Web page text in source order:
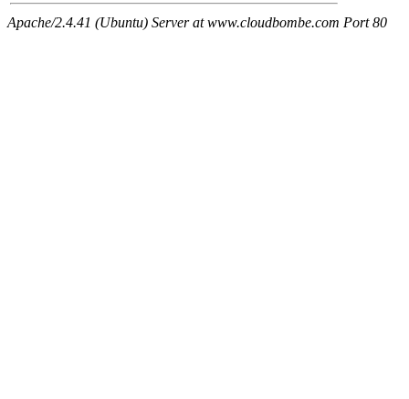
Apache/2.4.41 (Ubuntu) Server at www.cloudbombe.com Port 80